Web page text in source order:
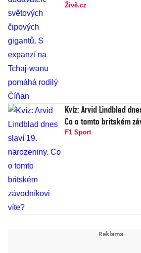
Živě.cz
Kvíz: Arvid Lindblad
Co o tomto britském
F1 Sport